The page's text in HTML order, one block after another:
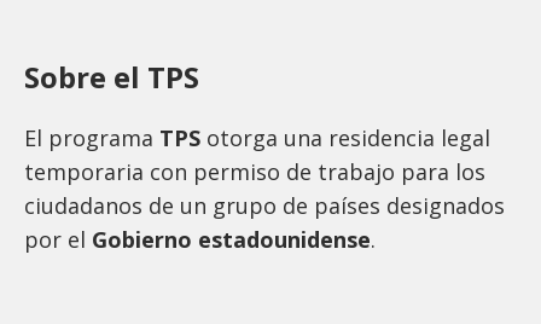
Sobre el TPS
El programa TPS otorga una residencia legal
temporaria con permiso de trabajo para los
ciudadanos de un grupo de países designados
por el Gobierno estadounidense.